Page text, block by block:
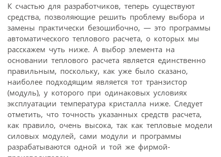
К счастью для разработчиков, теперь существуют
средства, позволяющие решить проблему выбора и
замены практически безошибочно, — это программы
автоматического теплового расчета, о которых мы
расскажем чуть ниже. А выбор элемента на
основании теплового расчета является единственно
правильным, поскольку, как уже было сказано,
наиболее подходящим является тот транзистор
(модуль), у которого при одинаковых условиях
эксплуатации температура кристалла ниже. Следует
отметить, что точность указанных средств расчета,
как правило, очень высока, так как тепловые модели
силовых модулей, сами модули и программы
разрабатываются одной и той же фирмой-